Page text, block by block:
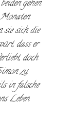
gehen
sie sich die
dass er
doch
zu
in falsche
Leben